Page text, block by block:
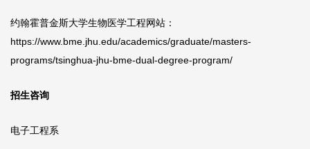
约翰霍普金斯大学生物医学工程网站：
https://www.bme.jhu.edu/academics/graduate/masters-
programs/tsinghua-jhu-bme-dual-degree-program/
招生咨询
电子工程系